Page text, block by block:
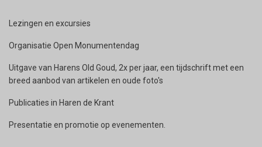
Lezingen en excursies
Organisatie Open Monumentendag
Uitgave van Harens Old Goud, 2x per jaar, een tijdschrift met een
breed aanbod van artikelen en oude foto's
Publicaties in Haren de Krant
Presentatie en promotie op evenementen.